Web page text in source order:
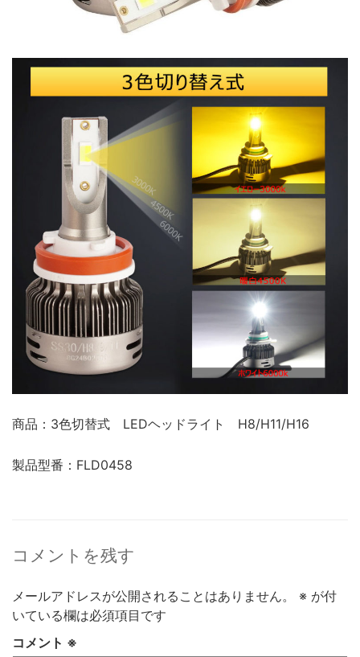
商品：3色切替式 LEDヘッドライト H8/H11/H16
製品型番：FLD0458
コメントを残す
メールアドレスが公開されることはありません。 ※ が付
いている欄は必須項目です
コメント ※